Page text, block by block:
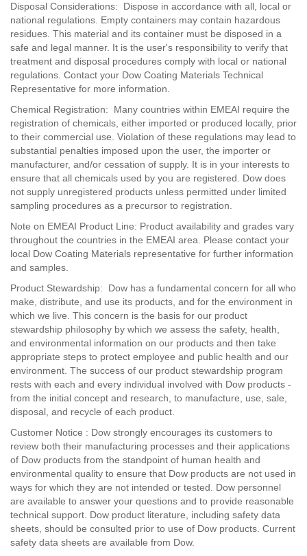
Disposal Considerations: Dispose in accordance with all, local or
national regulations. Empty containers may contain hazardous
residues. This material and its container must be disposed in a
safe and legal manner. It is the user's responsibility to verify that
treatment and disposal procedures comply with local or national
regulations. Contact your Dow Coating Materials Technical
Representative for more information.
Chemical Registration: Many countries within EMEAI require the
registration of chemicals, either imported or produced locally, prior
to their commercial use. Violation of these regulations may lead to
substantial penalties imposed upon the user, the importer or
manufacturer, and/or cessation of supply. It is in your interests to
ensure that all chemicals used by you are registered. Dow does
not supply unregistered products unless permitted under limited
sampling procedures as a precursor to registration.
Note on EMEAI Product Line: Product availability and grades vary
throughout the countries in the EMEAI area. Please contact your
local Dow Coating Materials representative for further information
and samples.
Product Stewardship: Dow has a fundamental concern for all who
make, distribute, and use its products, and for the environment in
which we live. This concern is the basis for our product
stewardship philosophy by which we assess the safety, health,
and environmental information on our products and then take
appropriate steps to protect employee and public health and our
environment. The success of our product stewardship program
rests with each and every individual involved with Dow products -
from the initial concept and research, to manufacture, use, sale,
disposal, and recycle of each product.
Customer Notice : Dow strongly encourages its customers to
review both their manufacturing processes and their applications
of Dow products from the standpoint of human health and
environmental quality to ensure that Dow products are not used in
ways for which they are not intended or tested. Dow personnel
are available to answer your questions and to provide reasonable
technical support. Dow product literature, including safety data
sheets, should be consulted prior to use of Dow products. Current
safety data sheets are available from Dow.